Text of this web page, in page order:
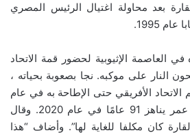
بعد محاولة اغتيال الرئيس المصري
1995.
العاصمة الإثيوبية لحضور قمة الاتحاد
النار على موكبه. نجا بصعوبة بحياته ،
الأفريقي حتى الإطاحة به في عام
2011. وتوفي مبارك عن عمر يناهز 91 عامًا في عام 2020. وقال
كان مكلفا للغاية لها”. وأضاف “هذا